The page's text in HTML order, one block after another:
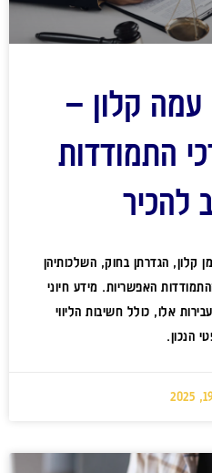
קלון –
התמודדות
להכיר
קלון, הגדרתן בחוק, השלכותיהן
האפשריות. מידע חיוני
אלו, כולל חשיבות הליווי
הנכון.